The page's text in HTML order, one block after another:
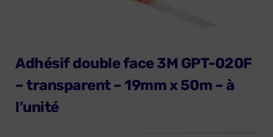
Adhésif double face 3M GPT-020F
– transparent – 19mm x 50m – à
l’unité